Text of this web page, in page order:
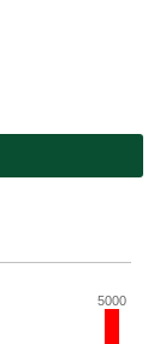
5000